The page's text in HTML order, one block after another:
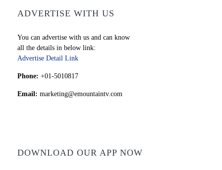
ADVERTISE WITH US
You can advertise with us and can know
all the details in below link:
Advertise Detail Link
Phone: +01-5010817
Email: marketing@emountaintv.com
DOWNLOAD OUR APP NOW